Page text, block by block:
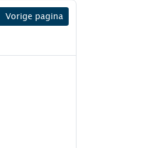
Vorige pagina